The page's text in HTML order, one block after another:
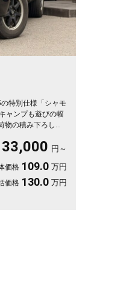
特別仕様「シャモ
ャンプも遊びの幅
物の積み下ろしも
外16インチが効い
乗り込むほどに
33,000 円～
価格 109.0 万円
価格 130.0 万円